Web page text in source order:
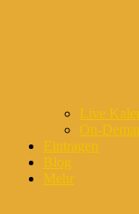
Live
On-
Eintragen
Blog
Mehr